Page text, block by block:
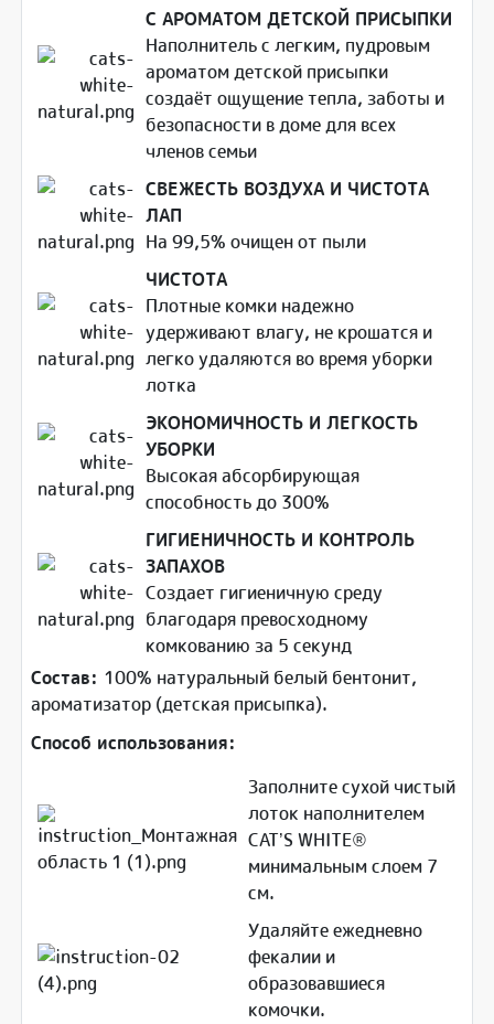
С АРОМАТОМ ДЕТСКОЙ ПРИСЫПКИ
Наполнитель с легким, пудровым
ароматом детской присыпки
создаёт ощущение тепла, заботы и
безопасности в доме для всех
членов семьи
СВЕЖЕСТЬ ВОЗДУХА И ЧИСТОТА
ЛАП
На 99,5% очищен от пыли
ЧИСТОТА
Плотные комки надежно
удерживают влагу, не крошатся и
легко удаляются во время уборки
лотка
ЭКОНОМИЧНОСТЬ И ЛЕГКОСТЬ
УБОРКИ
Высокая абсорбирующая
способность до 300%
ГИГИЕНИЧНОСТЬ И КОНТРОЛЬ
ЗАПАХОВ
Создает гигиеничную среду
благодаря превосходному
комкованию за 5 секунд
Состав: 100% натуральный белый бентонит,
ароматизатор (детская присыпка).
Способ использования:
Заполните сухой чистый
лоток наполнителем
CAT’S WHITE®
минимальным слоем 7
см.
Удаляйте ежедневно
фекалии и
образовавшиеся
комочки.